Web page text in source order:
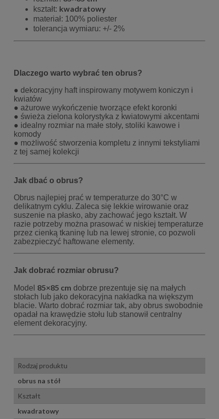
kształt: kwadratowy
materiał: 100% poliester
tolerancja wymiaru: +/- 2%
Dlaczego warto wybrać ten obrus?
● dekoracyjny haft inspirowany motywem koniczyn i
kwiatów
● ażurowe wykończenie tworzące efekt koronki
● świeża zielona kolorystyka z kwiatowymi akcentami
● idealny rozmiar na małe stoły, stoliki kawowe i
komody
● możliwość stworzenia kompletu z innymi tekstyliami
z tej samej kolekcji
Jak dbać o obrus?
Obrus najlepiej prać w temperaturze do 30°C w
delikatnym cyklu. Zaleca się lekkie wirowanie oraz
suszenie na płasko, aby zachować jego kształt. W
razie potrzeby można prasować w niskiej temperaturze
przez cienką tkaninę lub na lewej stronie, co pozwoli
zabezpieczyć haftowane elementy.
Jak dobrać rozmiar obrusu?
Model 85×85 cm dobrze prezentuje się na małych
stołach lub jako dekoracyjna nakładka na większym
blacie. Warto dobrać rozmiar tak, aby obrus swobodnie
opadał na krawędzie stołu lub stanowił centralny
element dekoracyjny.
Rodzaj produktu
obrus na stół
Kształt
kwadratowy